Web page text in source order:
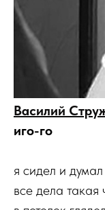
Василий
иго-го
я сидел и
все дела такая